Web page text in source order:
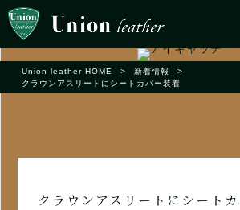
Union leather HOME > 新着情報
>
クラウンアスリートにシートカバー装着
クラウンアスリートにシート